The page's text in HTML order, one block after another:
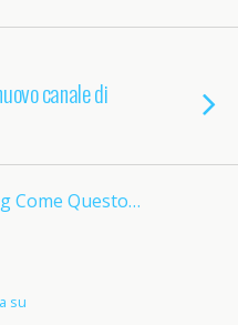
canale di
Come Questo…
su